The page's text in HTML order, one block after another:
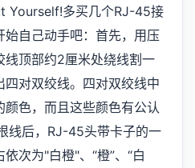
Yourself!多买几个RJ-45接
始自己动手吧：首先，用压
线顶部约2厘米处绕线割一
四对双绞线。四对双绞线中
色，而且这些颜色有公认
线后，RJ-45头带卡子的一
次为"白橙"、“橙”、“白